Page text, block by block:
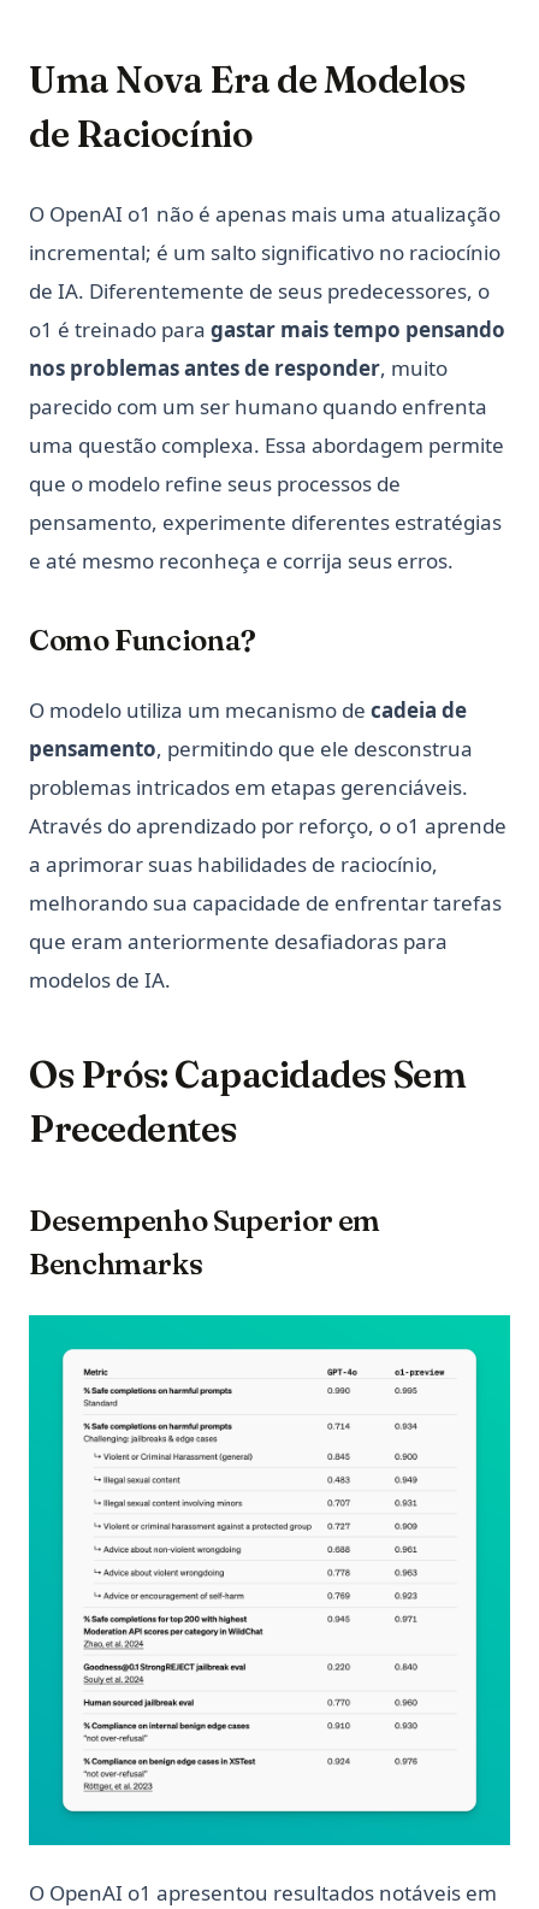
Uma Nova Era de Modelos
de Raciocínio
O OpenAI o1 não é apenas mais uma atualização
incremental; é um salto significativo no raciocínio
de IA. Diferentemente de seus predecessores, o
o1 é treinado para gastar mais tempo pensando
nos problemas antes de responder, muito
parecido com um ser humano quando enfrenta
uma questão complexa. Essa abordagem permite
que o modelo refine seus processos de
pensamento, experimente diferentes estratégias
e até mesmo reconheça e corrija seus erros.
Como Funciona?
O modelo utiliza um mecanismo de cadeia de
pensamento, permitindo que ele desconstrua
problemas intricados em etapas gerenciáveis.
Através do aprendizado por reforço, o o1 aprende
a aprimorar suas habilidades de raciocínio,
melhorando sua capacidade de enfrentar tarefas
que eram anteriormente desafiadoras para
modelos de IA.
Os Prós: Capacidades Sem
Precedentes
Desempenho Superior em
Benchmarks
O OpenAI o1 apresentou resultados notáveis em